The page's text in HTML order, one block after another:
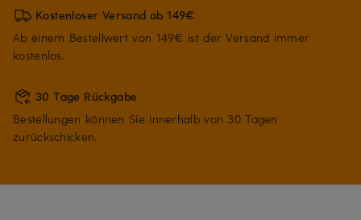
Kostenloser Versand ab 149€
Ab einem Bestellwert von 149€ ist der Versand immer
kostenlos.
30 Tage Rückgabe
Bestellungen können Sie innerhalb von 30 Tagen
zurückschicken.